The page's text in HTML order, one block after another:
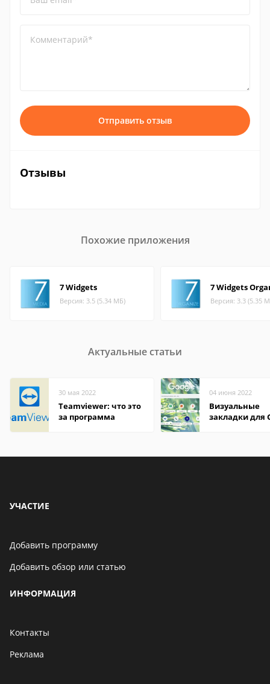
Комментарий*
Отправить отзыв
Отзывы
Похожие приложения
7 Widgets
Версия: 3.5 (5.34 МБ)
7 Widgets
Версия: 3.3 (5.35
Актуальные статьи
30 мая 2022
Teamviewer: что это
за программа
04 июня 2022
Визуальные
закладки для
УЧАСТИЕ
Добавить программу
Добавить обзор или статью
ИНФОРМАЦИЯ
Контакты
Реклама